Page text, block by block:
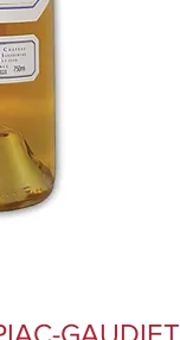
GAUDIET